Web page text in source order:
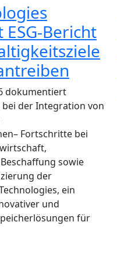
Bericht
dokumentiert
der Integration von
Fortschritte bei
sowie
der
ein
und
für